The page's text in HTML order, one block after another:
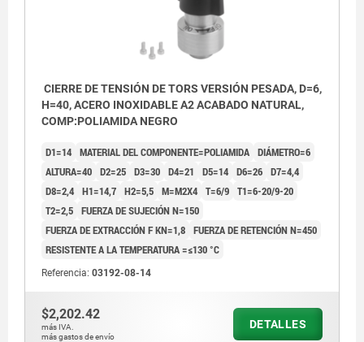
1) Opción de montaje 1
CIERRE DE TENSIÓN DE TORS VERSIÓN PESADA, D=6,
H=40, ACERO INOXIDABLE A2 ACABADO NATURAL,
COMP:POLIAMIDA NEGRO
D1=14 MATERIAL DEL COMPONENTE=POLIAMIDA DIÁMETRO=6
ALTURA=40 D2=25 D3=30 D4=21 D5=14 D6=26 D7=4,4
D8=2,4 H1=14,7 H2=5,5 M=M2X4 T=6/9 T1=6-20/9-20
T2=2,5 FUERZA DE SUJECIÓN N=150
FUERZA DE EXTRACCIÓN F KN=1,8 FUERZA DE RETENCIÓN N=450
RESISTENTE A LA TEMPERATURA =≤130 °C
Referencia: 03192-08-14
$2,202.42
más IVA.
más gastos de envío
DETALLES